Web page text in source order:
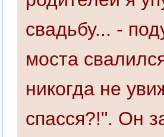
свадьбу... -
моста
никогда не
спасся?!". Он